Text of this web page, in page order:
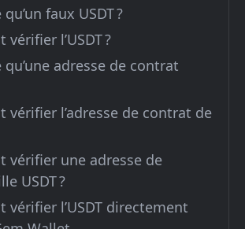
qu’un faux USDT ?
vérifier l’USDT ?
qu’une adresse de contrat
vérifier l’adresse de contrat de
vérifier une adresse de
USDT ?
vérifier l’USDT directement